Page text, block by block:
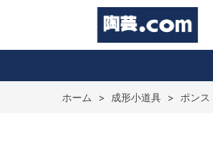
ホーム > 成形小道具 > ポンス